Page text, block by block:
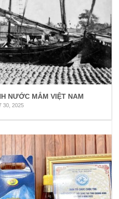
NƯỚC MẮM VIỆT NAM
30, 2025